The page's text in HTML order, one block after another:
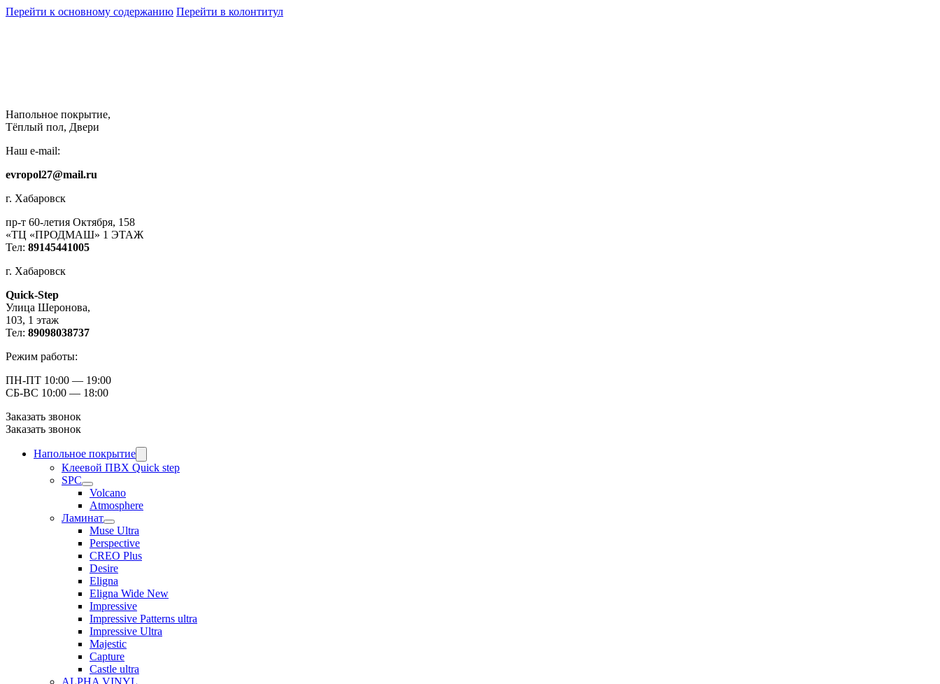
Перейти к основному содержанию Перейти в колонтитул
Напольное покрытие,
Тёплый пол, Двери
Наш e-mail:
evropol27@mail.ru
г. Хабаровск
пр-т 60-летия Октября, 158
«ТЦ «ПРОДМАШ» 1 ЭТАЖ
Тел: 89145441005
г. Хабаровск
Quick-Step
​Улица Шеронова,
103, ​1 этаж
Тел: 89098038737
Режим работы:
ПН-ПТ 10:00 — 19:00
СБ-ВС 10:00 — 18:00
Заказать звонок
Заказать звонок
Напольное покрытие
Клеевой ПВХ Quick step
SPC
Volcano
Atmosphere
Ламинат
Muse Ultra
Perspective
CREO Plus
Desire
Eligna
Eligna Wide New
Impressive
Impressive Patterns ultra
Impressive Ultra
Majestic
Capture
Castle ultra
ALPHA VINYL